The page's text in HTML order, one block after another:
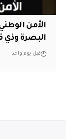
الأمن
البصرة وذي
قبل يوم واحد